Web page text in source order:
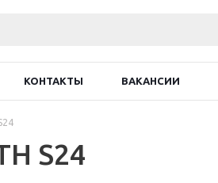
КОНТАКТЫ ВАКАНСИИ
S24